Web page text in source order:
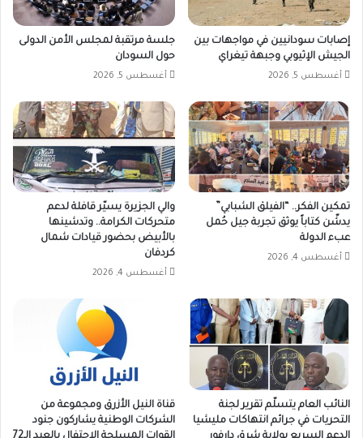
إصابات سودانيين في مواجهات بين
الجيش الإثيوبي وجبهة تيغراي
أغسطس 5, 2026
جلسة مرتقبة لمجلس الأمن الدولى
حول السودان
أغسطس 5, 2026
تمكين الفكر.. “الفيلق الشبابي”
يدشّن كتاباً يوثق تجربة جيل حُمل
عبء الدولة
أغسطس 4, 2026
والي الجزيرة يسيّر قافلة لدعم
متحركات الكرامة.. وتدشينها
بالأبيض بحضور قيادات شمال
كردفان
أغسطس 4, 2026
النائب العام يتسلّم تقرير لجنة
التحريات في جرائم انتهاكات مليشيا
قناة النيل الأزرق ومجموعة من
الشركات الوطنية يشاركون جنود